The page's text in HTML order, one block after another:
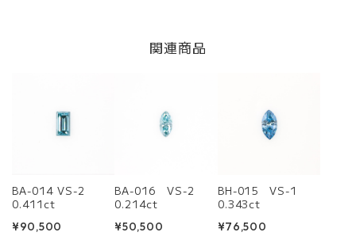
関連商品
BA-014 VS-2
0.411ct
¥90,500
BA-016 VS-2
0.214ct
¥50,500
BH-015 VS-1
0.343ct
¥76,500